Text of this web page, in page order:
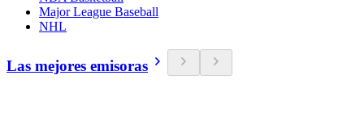
Major League Baseball
NHL
Las mejores emisoras